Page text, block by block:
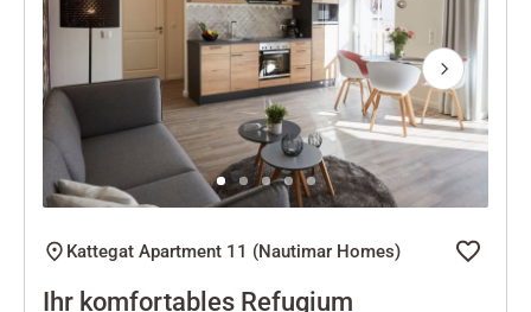
Next
Kattegat Apartment 11 (Nautimar Homes)
Ihr komfortables Refugium